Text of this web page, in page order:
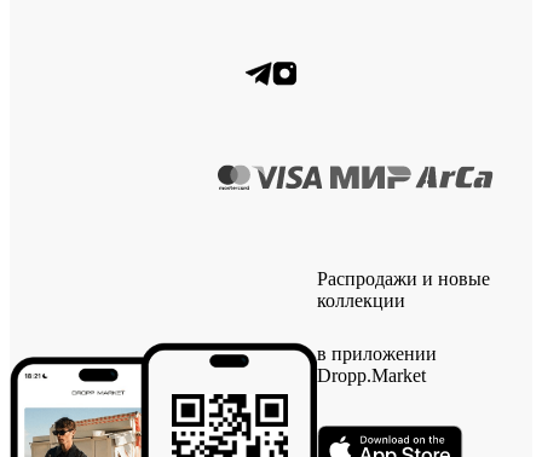
Распродажи и новые
коллекции
в приложении
Dropp.Market